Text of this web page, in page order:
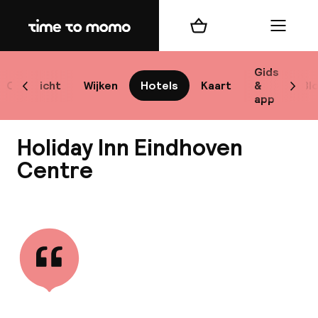
Home
Overzicht Wijken Hotels Kaart
Gids
&
app
Scroll naar links
Winkelmand Menu
Holiday Inn Eindhoven
Centre